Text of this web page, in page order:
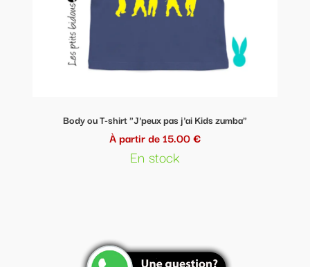
Body ou T-shirt "J'peux pas j'ai Kids zumba"
À partir de 15.00 €
En stock